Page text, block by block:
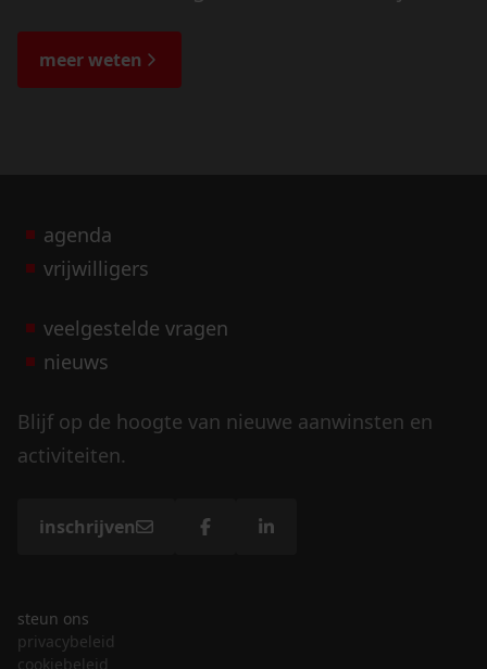
de bijzondere verhalen.
meer weten
agenda
vrijwilligers
veelgestelde vragen
nieuws
Blijf op de hoogte van nieuwe aanwinsten en
activiteiten.
inschrijven
steun ons
privacybeleid
cookiebeleid